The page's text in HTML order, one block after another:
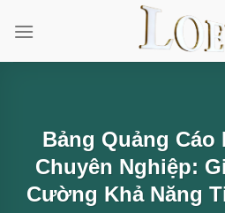
Bảng Quảng Cáo
Chuyên Nghiệp:
Cường Khả Năng